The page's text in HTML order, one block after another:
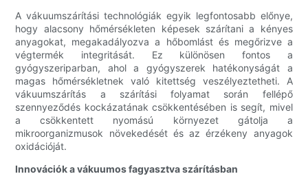
A vákuumszárítási technológiák egyik legfontosabb előnye,
hogy alacsony hőmérsékleten képesek szárítani a kényes
anyagokat, megakadályozva a hőbomlást és megőrizve a
végtermék integritását. Ez különösen fontos a
gyógyszeriparban, ahol a gyógyszerek hatékonyságát a
magas hőmérsékletnek való kitettség veszélyeztetheti. A
vákuumszárítás a szárítási folyamat során fellépő
szennyeződés kockázatának csökkentésében is segít, mivel
a csökkentett nyomású környezet gátolja a
mikroorganizmusok növekedését és az érzékeny anyagok
oxidációját.
Innovációk a vákuumos fagyasztva szárításban